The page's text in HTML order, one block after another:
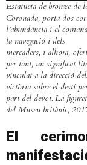
Estatueta de bronze de
Coronada, porta dos
l’abundància i el
la navegació i dels
mercaders, i alhora,
per tant, un significat
vinculat a la direcció
victòria sobre el destí
part del devot. La
del Museu britànic,
El